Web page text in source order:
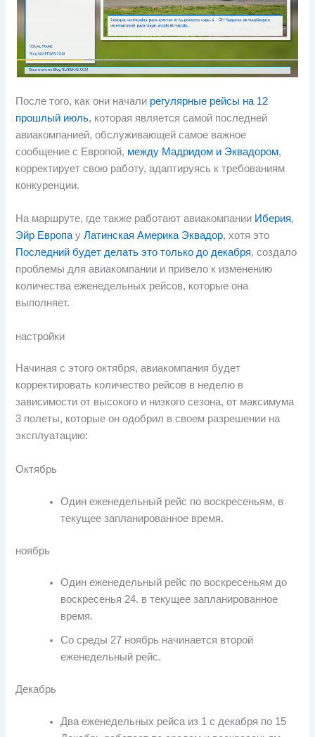
После того, как они начали регулярные рейсы на 12
прошлый июль, которая является самой последней
авиакомпанией, обслуживающей самое важное
сообщение с Европой, между Мадридом и Эквадором,
корректирует свою работу, адаптируясь к требованиям
конкуренции.
На маршруте, где также работают авиакомпании Иберия,
Эйр ЕвропауЛатинская Америка Эквадор, хотя это
Последний будет делать это только до декабря, создало
проблемы для авиакомпании и привело к изменению
количества еженедельных рейсов, которые она
выполняет.
настройки
Начиная с этого октября, авиакомпания будет
корректировать количество рейсов в неделю в
зависимости от высокого и низкого сезона, от максимума
3 полеты, которые он одобрил в своем разрешении на
эксплуатацию:
Октябрь
Один еженедельный рейс по воскресеньям, в
текущее запланированное время.
ноябрь
Один еженедельный рейс по воскресеньям до
воскресенья 24. в текущее запланированное
время.
Со среды 27 ноябрь начинается второй
еженедельный рейс.
Декабрь
Два еженедельных рейса из 1 с декабря по 15